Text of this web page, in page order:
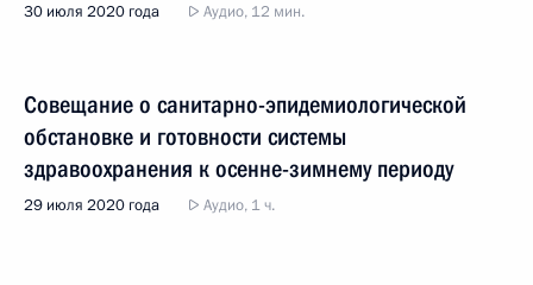
30 июля 2020 года Аудио, 12 мин.
Совещание о санитарно-эпидемиологической
обстановке и готовности системы
здравоохранения к осенне-зимнему периоду
29 июля 2020 года Аудио, 1 ч.